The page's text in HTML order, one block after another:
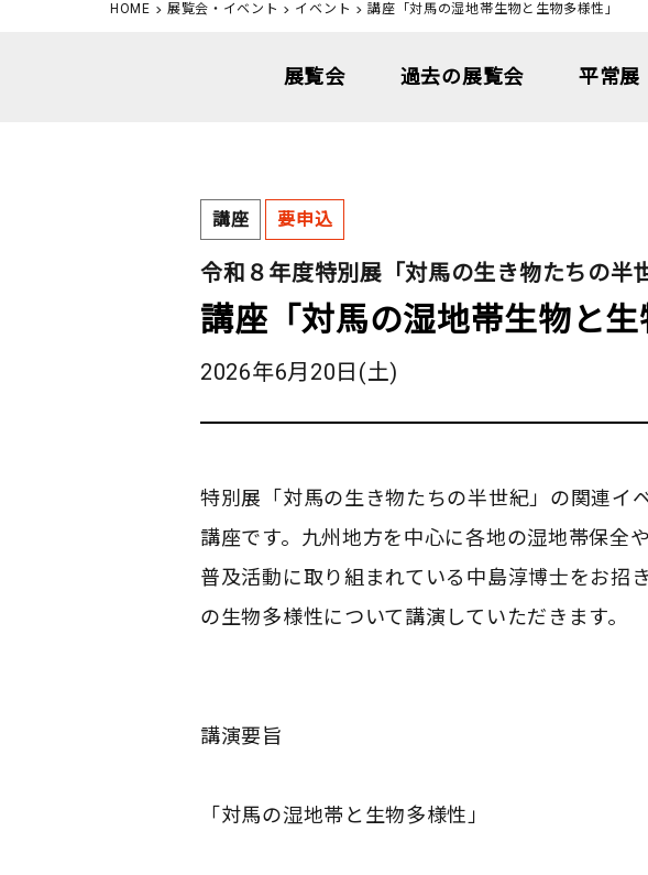
HOME 展覧会・イベント イベント 講座「対馬の湿地帯生物と生物多様性」
展覧会 過去の展覧会 平常展
講座 要申込
令和８年度特別展「対馬の生き物たちの半
講座「対馬の湿地帯生物と生
2026年6月20日(土)
特別展「対馬の生き物たちの半世紀」の関連イ
講座です。九州地方を中心に各地の湿地帯保全
普及活動に取り組まれている中島淳博士をお招
の生物多様性について講演していただきます。
講演要旨
「対馬の湿地帯と生物多様性」